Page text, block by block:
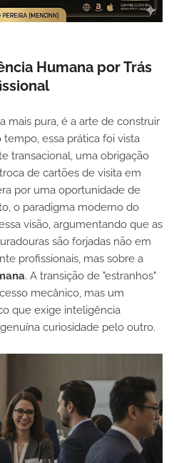
Humana por Trás
mais pura, é a arte de construir
essa prática foi vista
transacional, uma obrigação
de cartões de visita em
por uma oportunidade de
o paradigma moderno do
visão, argumentando que as
são forjadas não em
profissionais, mas sobre a
. A transição de "estranhos"
mecânico, mas um
que exige inteligência
curiosidade pelo outro.